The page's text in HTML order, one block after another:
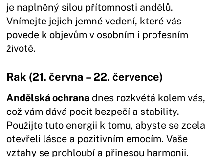
je naplněný silou přítomnosti andělů.
Vnímejte jejich jemné vedení, které vás
povede k objevům v osobním i profesním
životě.
Rak (21. června – 22. července)
Andělská ochrana dnes rozkvétá kolem vás,
což vám dává pocit bezpečí a stability.
Použijte tuto energii k tomu, abyste se zcela
otevřeli lásce a pozitivním emocím. Vaše
vztahy se prohloubí a přinesou harmonii.